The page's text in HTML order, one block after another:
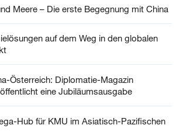
Meere – Die erste Begegnung mit China
auf dem Weg in den globalen
Österreich: Diplomatie-Magazin
eine Jubiläumsausgabe
Hub für KMU im Asiatisch-Pazifischen